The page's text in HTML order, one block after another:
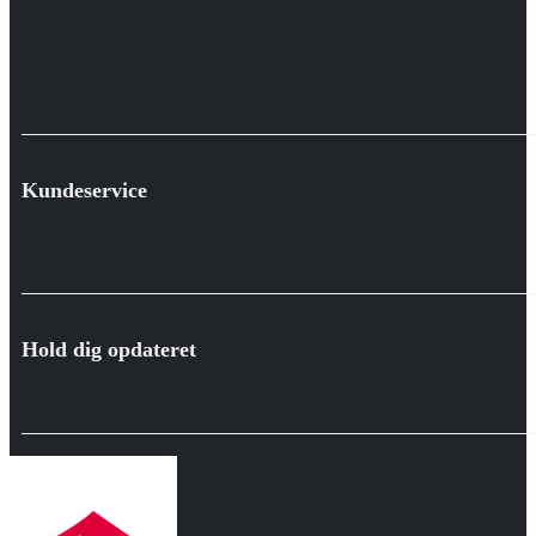
Kundeservice
Hold dig opdateret